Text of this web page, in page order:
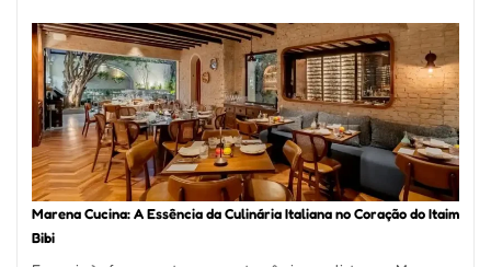
Como
Escolher
o
Forno
Ideal
para
sua
Pizzaria
Marena Cucina: A Essência da Culinária Italiana no Coração do Itaim
Bibi